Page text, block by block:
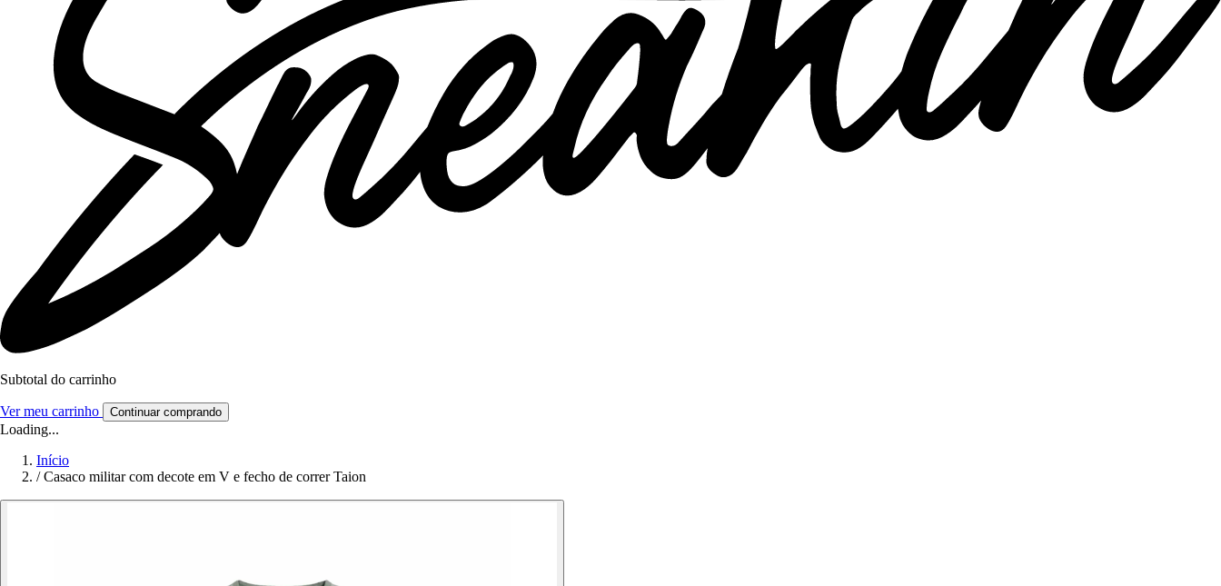
Subtotal do carrinho
Ver meu carrinho Continuar comprando
Loading...
Início
/ Casaco militar com decote em V e fecho de correr Taion